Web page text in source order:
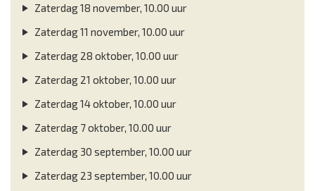
Zaterdag 18 november, 10.00 uur
Zaterdag 11 november, 10.00 uur
Zaterdag 28 oktober, 10.00 uur
Zaterdag 21 oktober, 10.00 uur
Zaterdag 14 oktober, 10.00 uur
Zaterdag 7 oktober, 10.00 uur
Zaterdag 30 september, 10.00 uur
Zaterdag 23 september, 10.00 uur